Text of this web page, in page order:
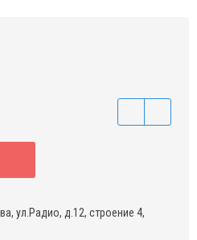
ул.Радио, д.12, строение 4,